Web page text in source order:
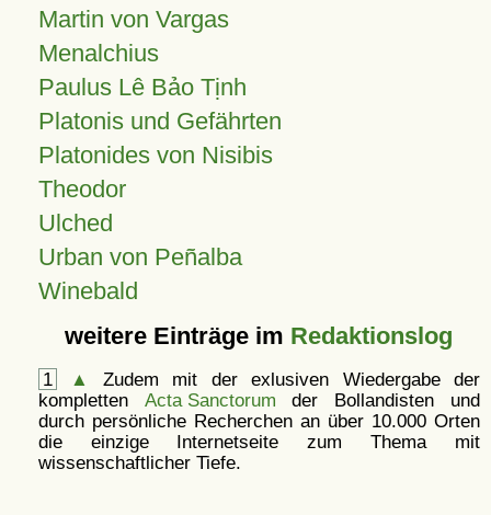
Martin von Vargas
Menalchius
Paulus Lê Bảo Tịnh
Platonis und Gefährten
Platonides von Nisibis
Theodor
Ulched
Urban von Peñalba
Winebald
weitere Einträge im Redaktionslog
1 ▲
Zudem mit der exlusiven Wiedergabe der
kompletten Acta Sanctorum der Bollandisten und
durch persönliche Recherchen an über 10.000 Orten
die einzige Internetseite zum Thema mit
wissenschaftlicher Tiefe.